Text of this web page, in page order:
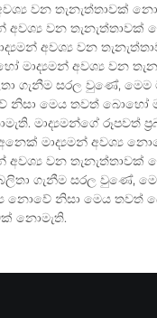
වන තැනැත්තාවක්
වන තැනැත්තාවක්
අවශ්‍ය වන
මාද්‍යමන් අවශ්‍ය වන
ගැනීම සරල වුණේ, මෙම
නිසා මෙය තවත් බොහෝ
මාද්‍යමන්ගේ රූපවත්
මාද්‍යමන් අවශ්‍ය
වන තැනැත්තාවක්
ගැනීම සරල වුණේ,
නොවේ නිසා මෙය තවත්
නොමැති.